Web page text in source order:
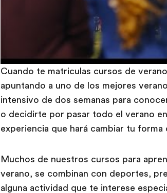
Cuando te matriculas cursos de
apuntando a uno de los mejores
intensivo de dos semanas para
o decidirte por pasar todo el verano
experiencia que hará cambiar tu forma
Muchos de nuestros cursos para
verano, se combinan con deportes,
alguna actividad que te interese